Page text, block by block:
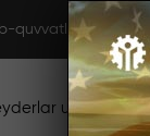
quvvatlash
uchun